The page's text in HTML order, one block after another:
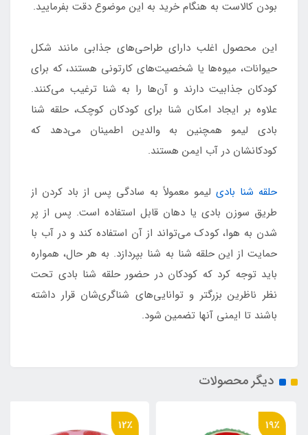
بودن کالاست به هنگام خرید به این موضوع دقت بفرمایید.
این محصول اغلب دارای طراحی‌های جذابی مانند شکل
حیوانات، میوه‌ها یا شخصیت‌های کارتونی هستند، که برای
کودکان جذابیت دارند و آن‌ها را به شنا ترغیب می‌کنند.
علاوه بر ایجاد امکان شنا برای کودکان کوچک، حلقه شنا
بادی لیمو همچنین به والدین اطمینان می‌دهد که
کودکانشان در آب ایمن هستند.
حلقه شنا بادی لیمو معمولاً به سادگی پس از باد کردن از
طریق سوزن بادی یا دهان قابل استفاده است. پس از پر
شدن به هوا، کودک می‌تواند از آن استفاده کند و در آب با
حمایت از این حلقه شنا به شنا بپردازد. به هر حال، همواره
باید توجه کرد که کودکان در حضور حلقه شنا بادی تحت
نظر ناظرین بزرگتر و توانایی‌های شناگری‌شان قرار داشته
باشند تا ایمنی آنها تضمین شود.
دیگر محصولات
19٪ 12٪